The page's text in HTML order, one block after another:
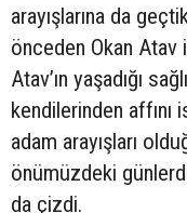
arayışlarına da
önceden Okan Atav
Atav’ın yaşadığı
kendilerinden
adam arayışları
önümüzdeki
da çizdi.